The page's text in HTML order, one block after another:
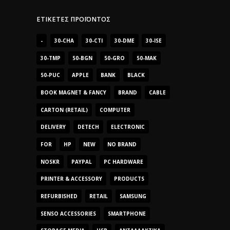
ΕΤΙΚΈΤΕΣ ΠΡΟΪΌΝΤΟΣ
- 30-CHA 30-CTI 30-DME 30-ISE
30-TMP 50-BGN 50-GRO 50-MAK
50-PUC APPLE BANK BLACK
BOOK MAGNET & FANCY BRAND CABLE
CARTON (RETAIL) COMPUTER
DELIVERY DETECH ELECTRONIC
FOR HP NEW NO BRAND
NOSKR PAYPAL PC HARDWARE
PRINTER & ACCESSORY PRODUCTS
REFURBISHED RETAIL SAMSUNG
SENSO ACCESSORIES SMARTPHONE